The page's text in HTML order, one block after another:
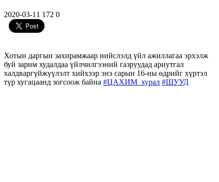
2020-03-11 172 0
Хотын даргын захирамжаар нийслэлд үйл ажиллагаа эрхэлж
буй зарим худалдаа үйлчилгээний газруудад ариутгал
халдваргүйжүүлэлт хийхээр энэ сарын 16-ны өдрийг хүртэл
түр хугацаанд зогсоож байна #ЦАХИМ_хурал #ШУУД